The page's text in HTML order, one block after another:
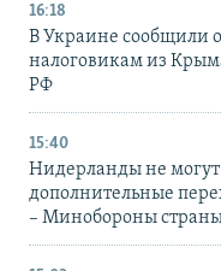
16:18
В Украине сообщили
налоговикам из
РФ
15:40
Нидерланды не могут
дополнительные
– Минобороны